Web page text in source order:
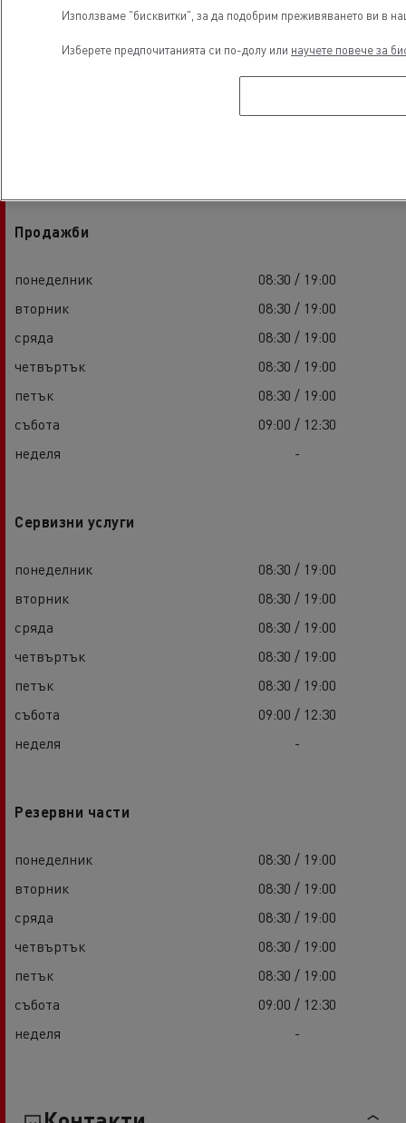
Продажби
понеделник
08:30 / 19:00
вторник
08:30 / 19:00
сряда
08:30 / 19:00
четвъртък
08:30 / 19:00
петък
08:30 / 19:00
събота
09:00 / 12:30
неделя
-
Сервизни услуги
понеделник
08:30 / 19:00
вторник
08:30 / 19:00
сряда
08:30 / 19:00
четвъртък
08:30 / 19:00
петък
08:30 / 19:00
събота
09:00 / 12:30
неделя
-
Резервни части
понеделник
08:30 / 19:00
вторник
08:30 / 19:00
сряда
08:30 / 19:00
четвъртък
08:30 / 19:00
петък
08:30 / 19:00
събота
09:00 / 12:30
неделя
-
Използваме "бисквитки", за да подобрим преживяването ви в
Изберете предпочитанията си по-долу или научете повече за